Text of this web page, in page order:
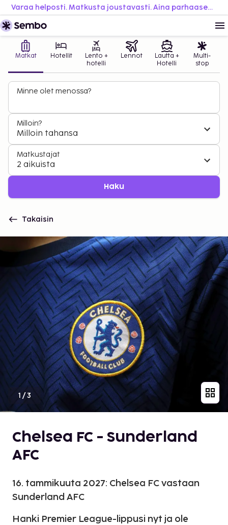
Varaa helposti. Matkusta joustavasti. Aina parhaaseen hintaan.
Matkat Hotellit
Lento +
hotelli
Lennot
Lautta +
Hotelli
Multi-
stop
Minne olet menossa?
Milloin?
Milloin tahansa
Matkustajat
2 aikuista
Haku
Takaisin
1 /3
Chelsea FC - Sunderland
AFC
16. tammikuuta 2027: Chelsea FC vastaan
Sunderland AFC
Hanki Premier League-lippusi nyt ja ole